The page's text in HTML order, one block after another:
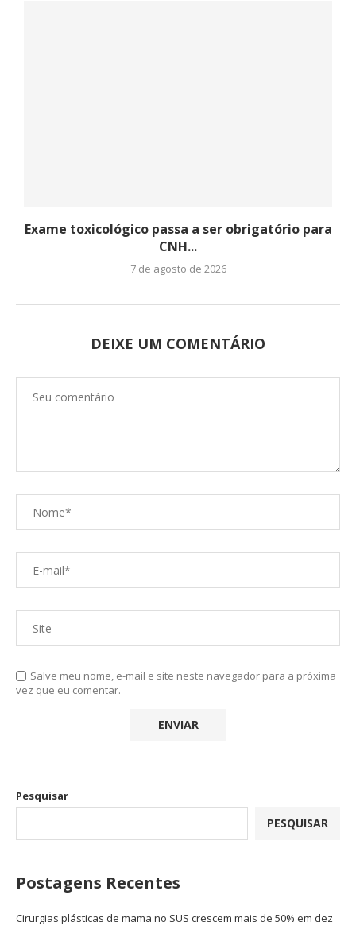
Exame toxicológico passa a ser obrigatório para
CNH...
7 de agosto de 2026
DEIXE UM COMENTÁRIO
Salve meu nome, e-mail e site neste navegador para a próxima
vez que eu comentar.
Pesquisar
PESQUISAR
Postagens Recentes
Cirurgias plásticas de mama no SUS crescem mais de 50% em dez